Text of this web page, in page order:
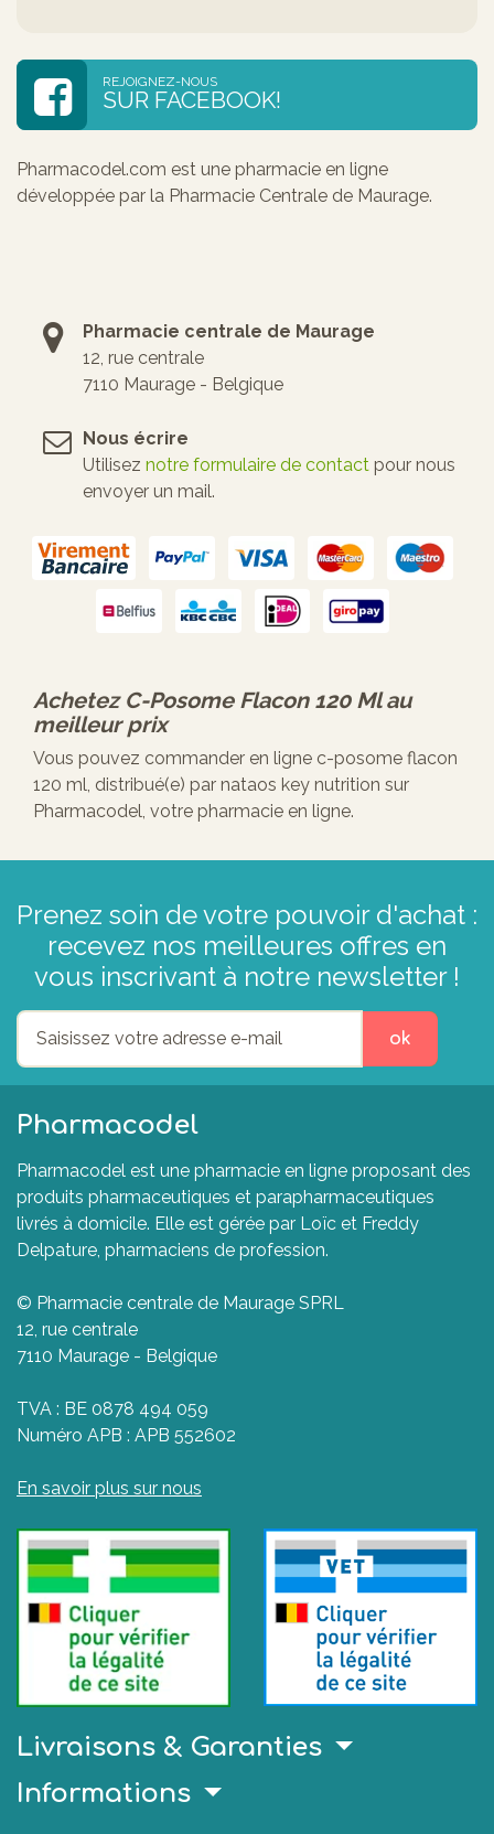
REJOIGNEZ-NOUS
SUR FACEBOOK!
Pharmacodel.com est une pharmacie en ligne
développée par la Pharmacie Centrale de Maurage.
Pharmacie centrale de Maurage
12, rue centrale
7110 Maurage - Belgique
Nous écrire
Utilisez notre formulaire de contact pour nous
envoyer un mail.
Achetez C-Posome Flacon 120 Mlau
meilleur prix
Vous pouvez commander en ligne c-posome flacon
120 ml, distribué(e) par nataos key nutrition sur
Pharmacodel, votre pharmacie en ligne.
Prenez soin de votre pouvoir d'achat :
recevez nos meilleures offres en
vous inscrivant à notre newsletter !
ok
Pharmacodel
Pharmacodel est une pharmacie en ligne proposant des
produits pharmaceutiques et parapharmaceutiques
livrés à domicile. Elle est gérée par Loïc et Freddy
Delpature, pharmaciens de profession.
© Pharmacie centrale de Maurage SPRL
12, rue centrale
7110 Maurage - Belgique
TVA : BE 0878 494 059
Numéro APB : APB 552602
En savoir plus sur nous
Livraisons & Garanties
Informations